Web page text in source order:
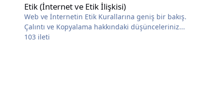
Etik (İnternet ve Etik İlişkisi)
Web ve İnternetin Etik Kurallarına geniş bir bakış.
Çalıntı ve Kopyalama hakkındaki düşünceleriniz...
103 ileti